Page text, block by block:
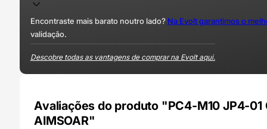
Encontraste mais barato noutro lado? Na Evolt garantimos o
validação.
Descobre todas as vantagens de comprar na Evolt aqui.
Avaliações do produto "PC4-M10 JP4-01
AIMSOAR"